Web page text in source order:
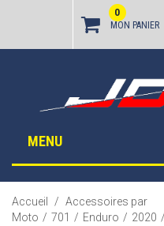
MON PANIER
0
MENU
Accueil / Accessoires par
Moto / 701 / Enduro / 2020 /